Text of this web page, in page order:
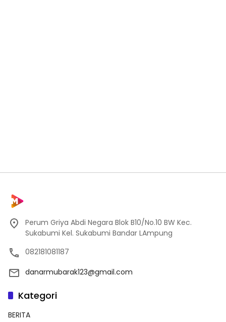
Perum Griya Abdi Negara Blok B10/No.10 BW Kec.
Sukabumi Kel. Sukabumi Bandar LAmpung
082181081187
danarmubarak123@gmail.com
Kategori
BERITA